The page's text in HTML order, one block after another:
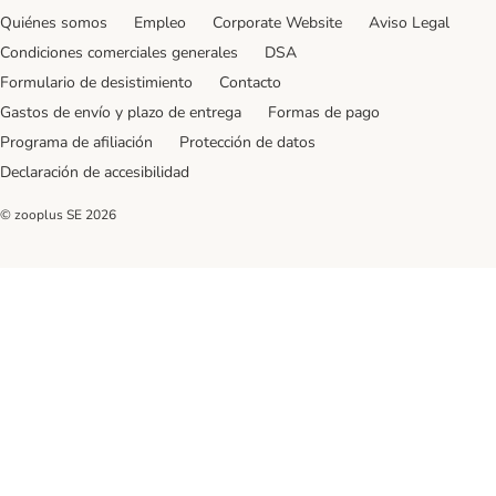
Quiénes somos Empleo Corporate Website
Aviso Legal
Condiciones comerciales generales
DSA
Formulario de desistimiento
Contacto
Gastos de envío y plazo de entrega
Formas de pago
Programa de afiliación
Protección de datos
Declaración de accesibilidad
© zooplus SE 2026